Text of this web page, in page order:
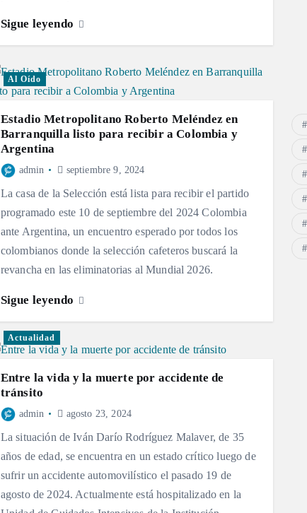
Sigue leyendo
Al Oído
Estadio Metropolitano Roberto Meléndez en
Barranquilla listo para recibir a Colombia y
Argentina
admin septiembre 9, 2024
La casa de la Selección está lista para recibir el partido
programado este 10 de septiembre del 2024 Colombia
ante Argentina, un encuentro esperado por todos los
colombianos donde la selección cafeteros buscará la
revancha en las eliminatorias al Mundial 2026.
Sigue leyendo
Actualidad
Entre la vida y la muerte por accidente de
tránsito
admin agosto 23, 2024
La situación de Iván Darío Rodríguez Malaver, de 35
años de edad, se encuentra en un estado crítico luego de
sufrir un accidente automovilístico el pasado 19 de
agosto de 2024. Actualmente está hospitalizado en la